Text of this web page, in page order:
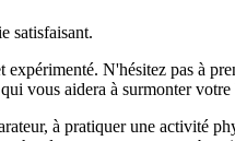
satisfaisant.
N'hésitez pas à
vous aidera à surmonter
à pratiquer une activité